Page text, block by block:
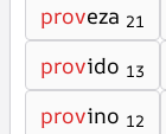
proveza 21
provido 13
provino 12